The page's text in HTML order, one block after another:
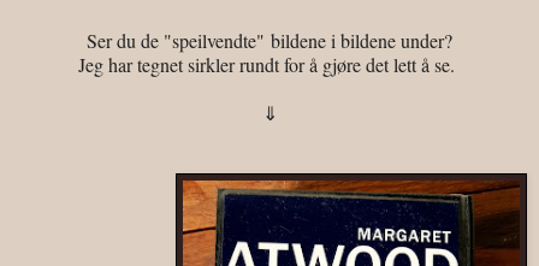
Ser du de "speilvendte" bildene i bildene under?
Jeg har tegnet sirkler rundt for å gjøre det lett å se.
⇓